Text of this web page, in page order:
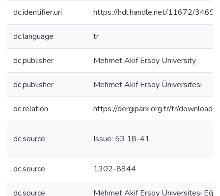
dc.identifier.uri https://hdl.handle.net/11672/3469
dc.language tr
dc.publisher Mehmet Akif Ersoy University
dc.publisher Mehmet Akif Ersoy Üniversitesi
dc.relation https://dergipark.org.tr/tr/
dc.source Issue: 53 18-41
dc.source 1302-8944
dc.source Mehmet Akif Ersoy Üniversitesi